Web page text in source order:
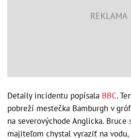
Detaily incidentu popísala BBC.
pobreží mestečka Bamburgh v
na severovýchode Anglicka. Bruce
majiteľom chystal vyraziť na